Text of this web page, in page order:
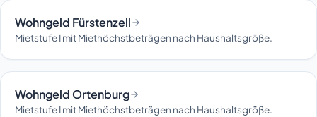
Wohngeld Fürstenzell
Mietstufe I mit Miethöchstbeträgen nach Haushaltsgröße.
Wohngeld Ortenburg
Mietstufe I mit Miethöchstbeträgen nach Haushaltsgröße.